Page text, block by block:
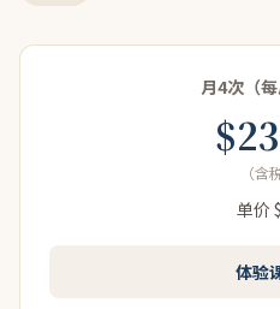
A South Hampstead High
番古い女子のための学校
することができました。
ELTでの受験対策はどうで
レベルに合わせて上げて
月4次（每
（含
单价
体验